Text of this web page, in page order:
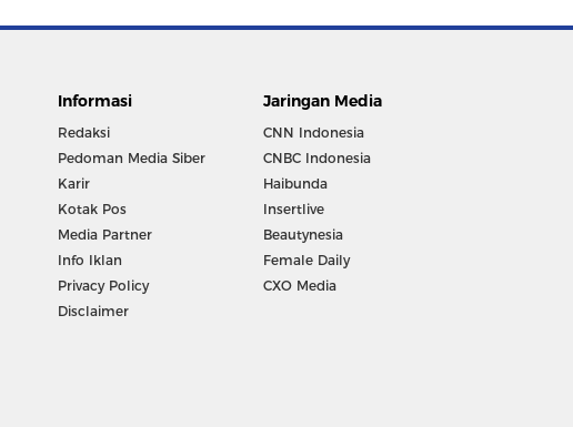
Informasi
Redaksi
Pedoman Media Siber
Karir
Kotak Pos
Media Partner
Info Iklan
Privacy Policy
Disclaimer
Jaringan Media
CNN Indonesia
CNBC Indonesia
Haibunda
Insertlive
Beautynesia
Female Daily
CXO Media